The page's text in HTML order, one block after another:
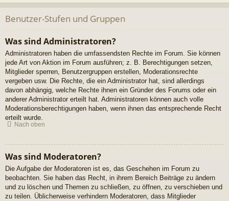
Benutzer-Stufen und Gruppen
Was sind Administratoren?
Administratoren haben die umfassendsten Rechte im Forum. Sie können
jede Art von Aktion im Forum ausführen; z. B. Berechtigungen setzen,
Mitglieder sperren, Benutzergruppen erstellen, Moderationsrechte
vergeben usw. Die Rechte, die ein Administrator hat, sind allerdings
davon abhängig, welche Rechte ihnen ein Gründer des Forums oder ein
anderer Administrator erteilt hat. Administratoren können auch volle
Moderationsberechtigungen haben, wenn ihnen das entsprechende Recht
erteilt wurde.
Nach oben
Was sind Moderatoren?
Die Aufgabe der Moderatoren ist es, das Geschehen im Forum zu
beobachten. Sie haben das Recht, in ihrem Bereich Beiträge zu ändern
und zu löschen und Themen zu schließen, zu öffnen, zu verschieben und
zu teilen. Üblicherweise verhindern Moderatoren, dass Mitglieder